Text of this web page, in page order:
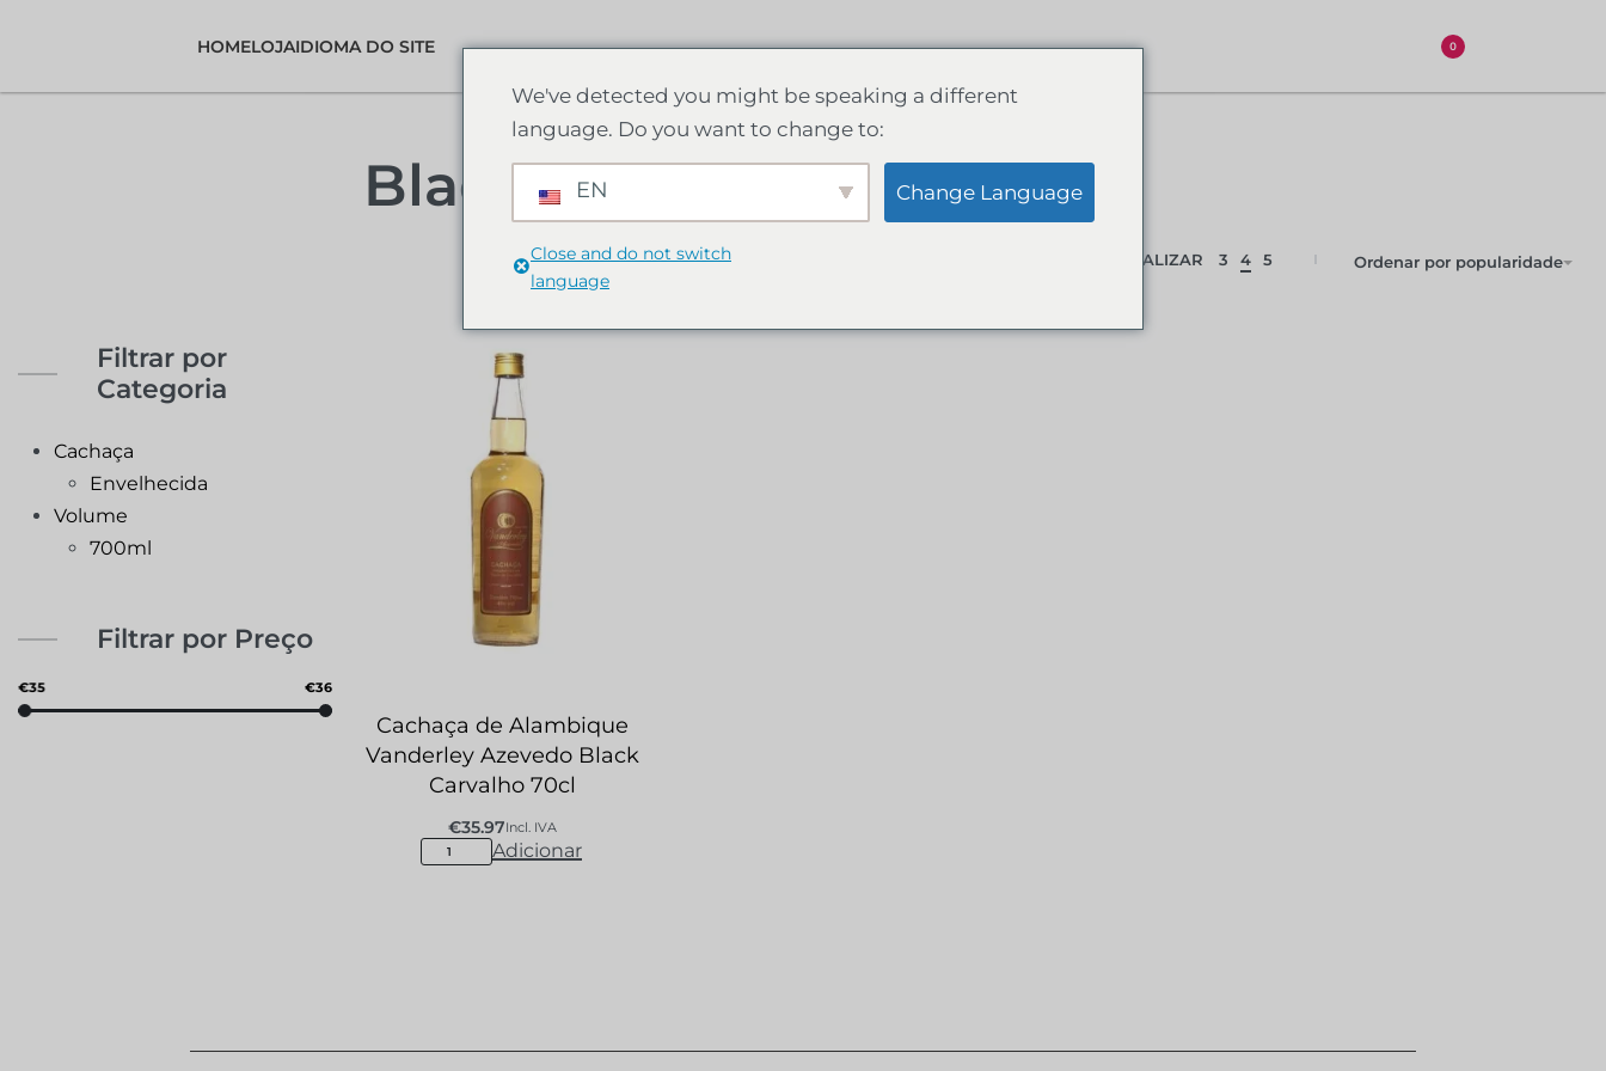
HOMELOJAIDIOMA DO SITE 0
Filtrar por
Categoria
Cachaça
Envelhecida
Volume
700ml
Filtrar por Preço
€35 €36
Black
VISUALIZAR 3 4 5 Ordenar por popularidade
Cachaça de Alambique
Vanderley Azevedo Black
Carvalho 70cl
€35.97Incl. IVA
Adicionar
We've detected you might be speaking a different
language. Do you want to change to:
EN Change Language
Close and do not switch
language